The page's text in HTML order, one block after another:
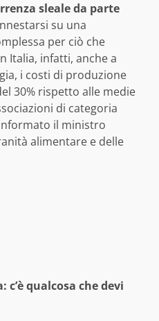
sleale da parte
su una
per ciò che
Italia, infatti, anche a
i costi di produzione
30% rispetto alle medie
di categoria
il ministro
alimentare e delle
qualcosa che devi